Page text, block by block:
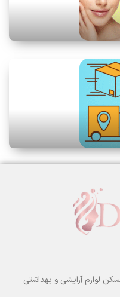
لوازم آرایشی و بهداشتی